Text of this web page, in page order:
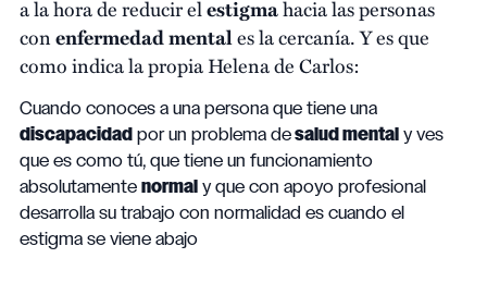
a la hora de reducir elestigmahacia las personas
conenfermedad mentales la cercanía. Y es que
como indica la propia Helena de Carlos:
Cuando conoces a una persona que tiene una
discapacidad por un problema de salud mental y ves
que es como tú, que tiene un funcionamiento
absolutamente normal y que con apoyo profesional
desarrolla su trabajo con normalidad es cuando el
estigma se viene abajo